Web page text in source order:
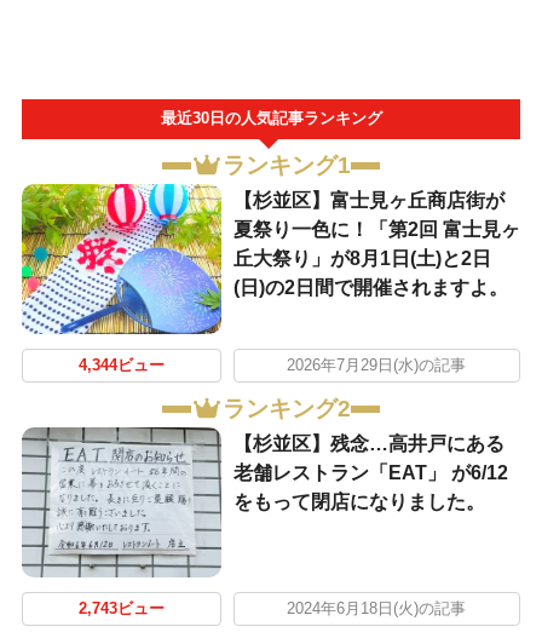
最近30日の人気記事ランキング
ランキング1
【杉並区】富士見ヶ丘商店街が
夏祭り一色に！「第2回 富士見ヶ
丘大祭り」が8月1日(土)と2日
(日)の2日間で開催されますよ。
4,344ビュー 2026年7月29日(水)の記事
ランキング2
【杉並区】残念…高井戸にある
老舗レストラン「EAT」 が6/12
をもって閉店になりました。
2,743ビュー 2024年6月18日(火)の記事